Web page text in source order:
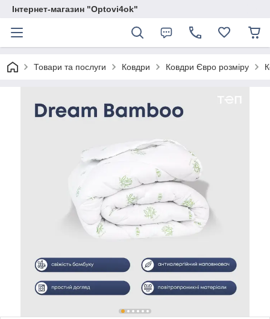
Інтернет-магазин "Optovi4ok"
Товари та послуги Ковдри Ковдри Євро розміру